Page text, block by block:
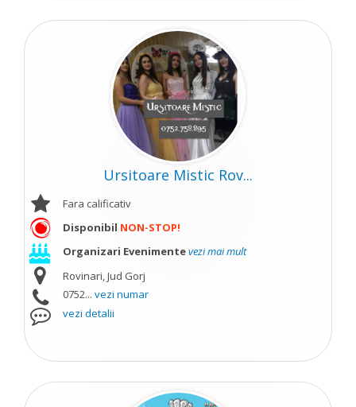
Ursitoare Mistic Rov...
Fara calificativ
Disponibil NON-STOP!
Organizari Evenimentevezi mai mult
Rovinari, Jud Gorj
0752... vezi numar
vezi detalii